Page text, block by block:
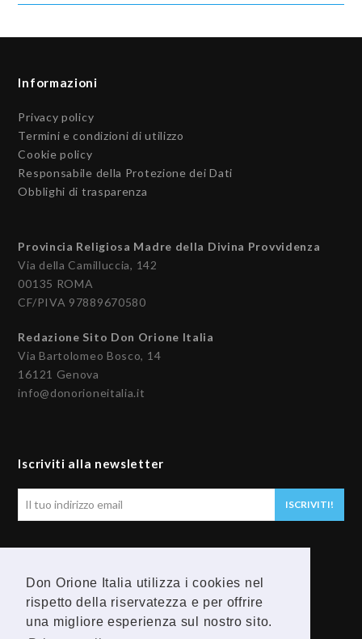
Don Orione Italia utilizza i cookies nel
rispetto della riservatezza e per offrire
una migliore esperienza sul nostro sito.
Informazioni
Privacy policy
Termini e condizioni di utilizzo
Cookie policy
Responsabile della Protezione dei Dati
Obblighi di trasparenza
Provincia Religiosa Madre della Divina Provvidenza
Via della Camilluccia, 142
00135 ROMA
CF/PIVA 97889670580
Redazione Sito Don Orione Italia
Via Bartolomeo Bosco, 14
16121 Genova
info@donorioneitalia.it
Iscriviti alla newsletter
ISCRIVITI!
F
a
Y
o